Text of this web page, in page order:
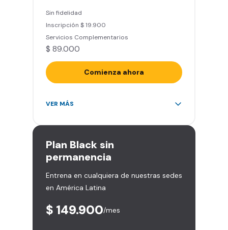
Clases grupales con profesores*
(Sujeto a disponibilidad de salón
en cada sede)
Acceso a todas las áreas de la
Sin fidelidad
Inscripción $ 19.900
Servicios Complementarios
$ 89.000
Comienza ahora
Acceso ilimitado a más de 2.000
Derecho a traer un invitado 5
Smart Spa (Relájate en los sillones
de masajes)
Descuentos especiales en marcas
aliadas
entrenamiento personalizado)
VER MÁS
Plan Black sin
permanencia
Entrena en cualquiera de nuestras sedes
en América Latina
$ 149.900/mes